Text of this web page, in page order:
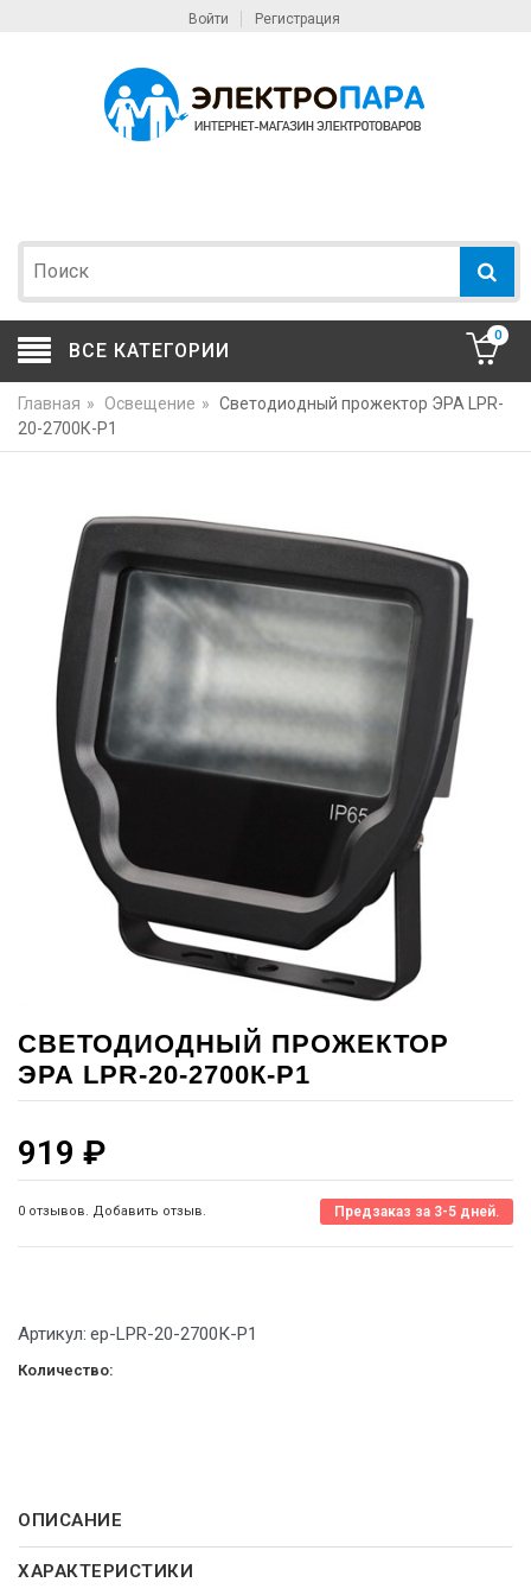
Войти Регистрация
ВСЕ КАТЕГОРИИ
0
Главная » Освещение » Светодиодный прожектор ЭРА LPR-
20-2700К-P1
СВЕТОДИОДНЫЙ ПРОЖЕКТОР
ЭРА LPR-20-2700К-P1
919 ₽
0 отзывов. Добавить отзыв. Предзаказ за 3-5 дней.
Артикул: ep-LPR-20-2700К-P1
Количество:
ОПИСАНИЕ
ХАРАКТЕРИСТИКИ